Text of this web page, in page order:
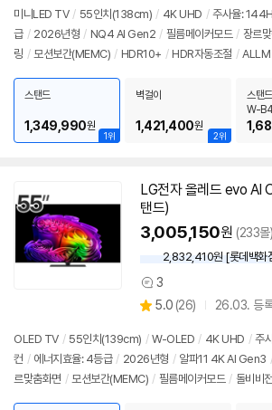
점
리
뷰
미니LED TV / 55인치 (138cm) / 4K UHD / 주사율:
급 / 2026년형 / NQ4 AI Gen2 / 필름메이커모드 / 장르
링 / 모션보간(MEMC) / HDR10+ / HDR자동조절 / ALLM
DMI(전체): 3개
출시가: 1,640,000원
1위
스탠드
1,349,990원
2위
벽걸이
1,421,400원
스탠
W-
LG전자 올레드 evo AI
탠드)
3,005,150원 (233몰)
2,832,410원 [롯데백화
상
품
견
3
별
점
5.0 (상
리
뷰
26) 26.03. 등
OLED TV / 55인치 (139cm) / W-OLED / 4K UHD / 주
컨 / 에너지효율: 4등급 / 2026년형 / 알파11 4K AI Gen3 /
르맞춤화면 / 모션보간(MEMC) / 필름메이커모드 / 돌비비전